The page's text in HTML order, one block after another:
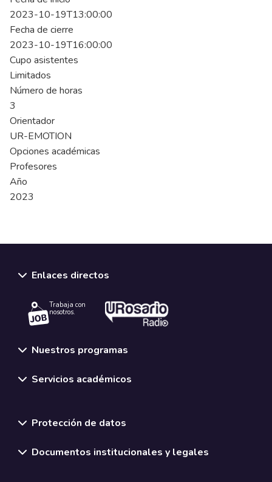
2023-10-19T13:00:00
Fecha de cierre
2023-10-19T16:00:00
Cupo asistentes
Limitados
Número de horas
3
Orientador
UR-EMOTION
Opciones académicas
Profesores
Año
2023
Enlaces directos
Trabaja con
nosotros.
Nuestros programas
Servicios académicos
Protección de datos
Documentos institucionales y legales